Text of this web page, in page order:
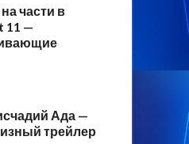
части в
11 —
Ада —
трейлер